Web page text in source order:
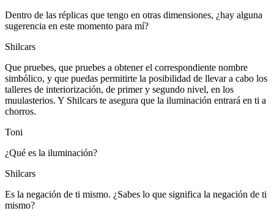
Dentro de las réplicas que tengo en otras dimensiones, ¿hay alguna
sugerencia en este momento para mí?
Shilcars
Que pruebes, que pruebes a obtener el correspondiente nombre
simbólico, y que puedas permitirte la posibilidad de llevar a cabo los
talleres de interiorización, de primer y segundo nivel, en los
muulasterios. Y Shilcars te asegura que la iluminación entrará en ti a
chorros.
Toni
¿Qué es la iluminación?
Shilcars
Es la negación de ti mismo. ¿Sabes lo que significa la negación de ti
mismo?